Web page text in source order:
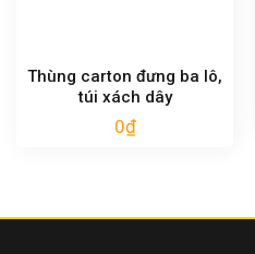
Thùng carton đưng ba lô,
túi xách dây
0₫